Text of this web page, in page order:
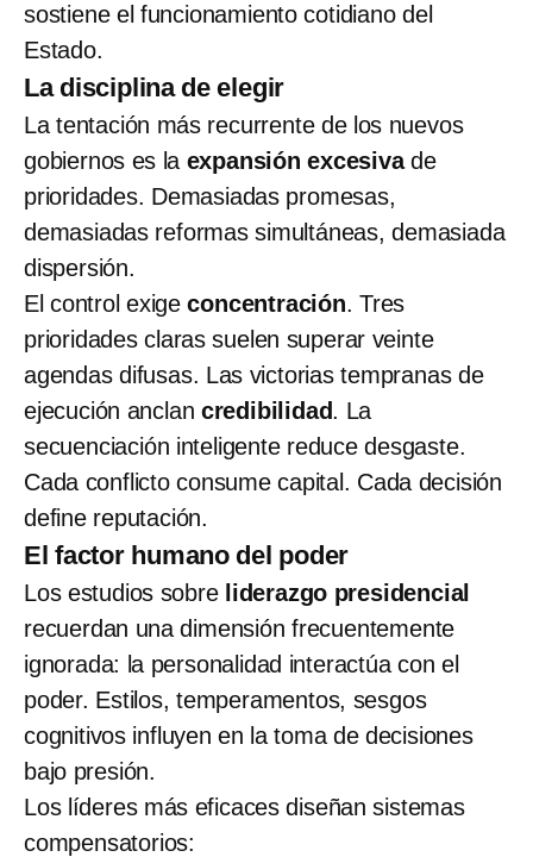
sostiene el funcionamiento cotidiano del
Estado.
La disciplina de elegir
La tentación más recurrente de los nuevos
gobiernos es la expansión excesivade
prioridades. Demasiadas promesas,
demasiadas reformas simultáneas, demasiada
dispersión.
El control exigeconcentración. Tres
prioridades claras suelen superar veinte
agendas difusas. Las victorias tempranas de
ejecución anclan credibilidad. La
secuenciación inteligente reduce desgaste.
Cada conflicto consume capital. Cada decisión
define reputación.
El factor humano del poder
Los estudios sobre liderazgo presidencial
recuerdan una dimensión frecuentemente
ignorada: la personalidad interactúa con el
poder. Estilos, temperamentos, sesgos
cognitivos influyen en la toma de decisiones
bajo presión.
Los líderes más eficaces diseñan sistemas
compensatorios: